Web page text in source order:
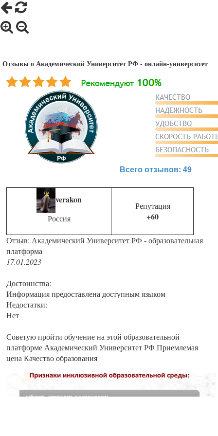
Отзывы о Академический Университет РФ - онлайн-университет
Всего отзывов: 49
verakon
Россия
Репутация
+60
Отзыв: Академический Университет РФ - образовательная
платформа
17.01.2023
Достоинства:
Информация предоставлена доступным языком
Недостатки:
Нет
Советую пройти обучение на этой образовательной
платформе Академический Университет РФ Приемлемая
цена Качество образования